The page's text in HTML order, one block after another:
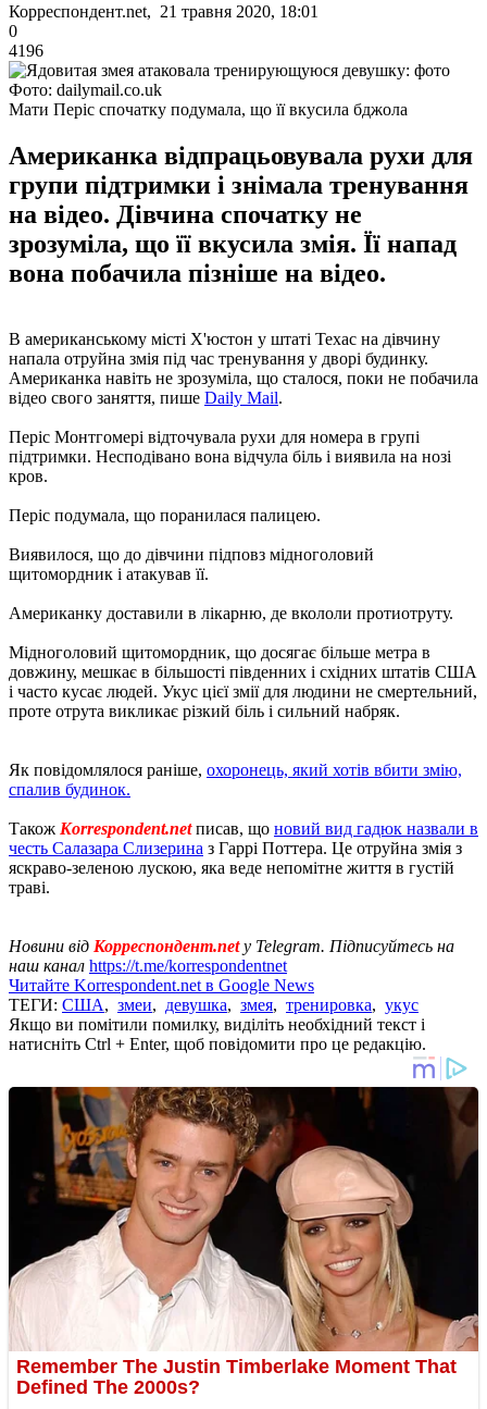
Корреспондент.net, 21 травня 2020, 18:01
0
4196
Фото: dailymail.co.uk
Мати Періс спочатку подумала, що її вкусила бджола
Американка відпрацьовувала рухи для
групи підтримки і знімала тренування
на відео. Дівчина спочатку не
зрозуміла, що її вкусила змія. Її напад
вона побачила пізніше на відео.
В американському місті Х'юстон у штаті Техас на дівчину
напала отруйна змія під час тренування у дворі будинку.
Американка навіть не зрозуміла, що сталося, поки не побачила
відео свого заняття, пише Daily Mail.
Періс Монтгомері відточувала рухи для номера в групі
підтримки. Несподівано вона відчула біль і виявила на нозі
кров.
Періс подумала, що поранилася палицею.
Виявилося, що до дівчини підповз мідноголовий
щитомордник і атакував її.
Американку доставили в лікарню, де вкололи протиотруту.
Мідноголовий щитомордник, що досягає більше метра в
довжину, мешкає в більшості південних і східних штатів США
і часто кусає людей. Укус цієї змії для людини не смертельний,
проте отрута викликає різкий біль і сильний набряк.
Як повідомлялося раніше, охоронець, який хотів вбити змію,
спалив будинок.
Також Korrespondent.netписав, що новий вид гадюк назвали в
честь Салазара Слизерина з Гаррі Поттера. Це отруйна змія з
яскраво-зеленою лускою, яка веде непомітне життя в густій ​​
траві.
Новини від Корреспондент.net у Telegram. Підписуйтесь на
наш канал https://t.me/korrespondentnet
Читайте Korrespondent.net в Google News
ТЕГИ: США, змеи, девушка, змея, тренировка, укус
Якщо ви помітили помилку, виділіть необхідний текст і
натисніть Ctrl + Enter, щоб повідомити про це редакцію.